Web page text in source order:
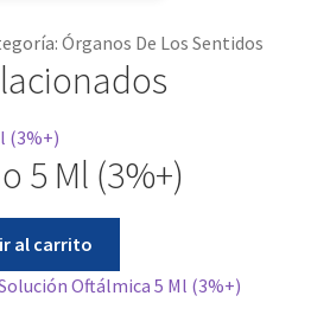
Órganos De Los Sentidos
5 Ml (3%+)
al carrito